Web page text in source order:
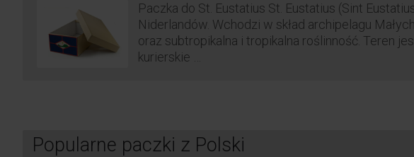
Paczka do St. Eustatius St. Eustatius (Sint
Niderlandów. Wchodzi w skład archipelagu
oraz subtropikalna i tropikalna roślinność. Teren
kurierskie …
Popularne paczki z Polski